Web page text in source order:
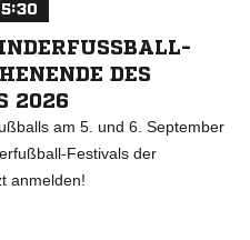
F
DES A
am 5. und 6. September
Festivals der
anmelden!